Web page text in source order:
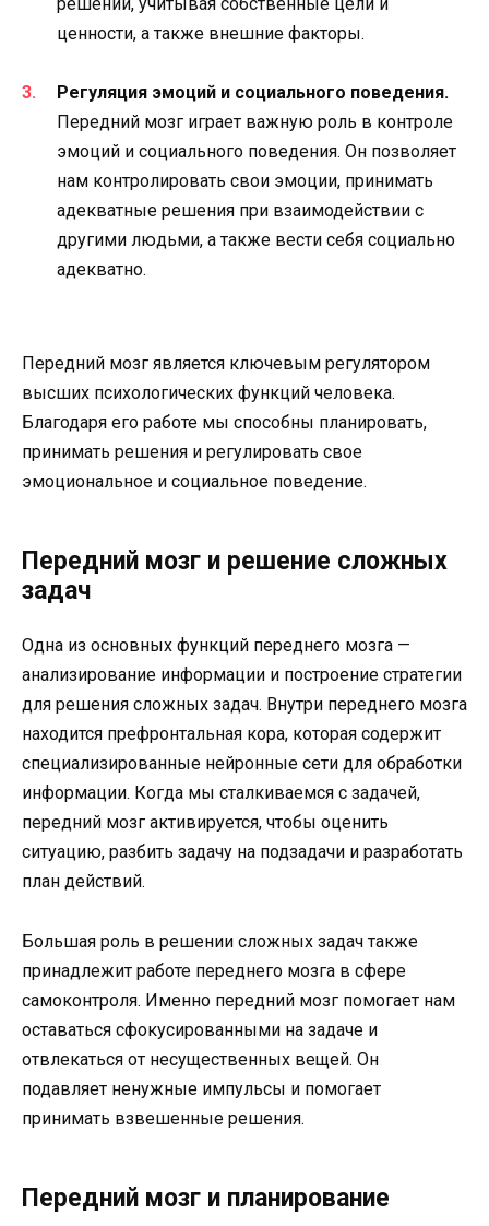
ценности, а также внешние факторы.
Регуляция эмоций и социального поведения.
Передний мозг играет важную роль в контроле
эмоций и социального поведения. Он позволяет
нам контролировать свои эмоции, принимать
адекватные решения при взаимодействии с
другими людьми, а также вести себя социально
адекватно.
Передний мозг является ключевым регулятором
высших психологических функций человека.
Благодаря его работе мы способны планировать,
принимать решения и регулировать свое
эмоциональное и социальное поведение.
Передний мозг и решение сложных
задач
Одна из основных функций переднего мозга —
анализирование информации и построение стратегии
для решения сложных задач. Внутри переднего мозга
находится префронтальная кора, которая содержит
специализированные нейронные сети для обработки
информации. Когда мы сталкиваемся с задачей,
передний мозг активируется, чтобы оценить
ситуацию, разбить задачу на подзадачи и разработать
план действий.
Большая роль в решении сложных задач также
принадлежит работе переднего мозга в сфере
самоконтроля. Именно передний мозг помогает нам
оставаться сфокусированными на задаче и
отвлекаться от несущественных вещей. Он
подавляет ненужные импульсы и помогает
принимать взвешенные решения.
Передний мозг и планирование